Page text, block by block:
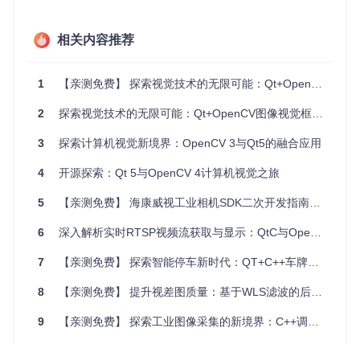
开发环境
Qt
: 5.14.2
: Microsoft Visual Studio 2019
OpenCV: 适用于所选VS版本的相应OpenCV版本
019，并配置好OpenCV的环境变量。
导入项目：将源码导入到Visual Studio或Qt Creator中，
根据提示调整必要的依赖路径。
编译与运行：编译整个解决方案，解决可能的编译错误
相关内容推荐
1 【亲测免费】 探索视觉技术的无限可能：Qt+OpenCV图像视觉框架全套源码
2 探索视觉技术的无限可能：Qt+OpenCV图像视觉框架全套源码
3 探索计算机视觉新境界：OpenCV 3与Qt5的融合应用
4 开源探索：Qt 5与OpenCV 4计算机视觉之旅
5 【亲测免费】 海康威视工业相机SDK二次开发指南：开启高效图像处理之旅
6 深入解析实时RTSP视频流获取与显示：QtC与OpenCV的完美结合
7 【亲测免费】 探索智能停车新时代：QT+C++车牌识别与停车场管理系统
8 【亲测免费】 提升视差图质量：基于WLS滤波的后处理工具
9 【亲测免费】 探索工业图像采集的新境界：C++调用海康工业相机SDK实例